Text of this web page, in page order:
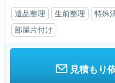
遺品整理 生前整理 特殊
部屋片付け
見積もり